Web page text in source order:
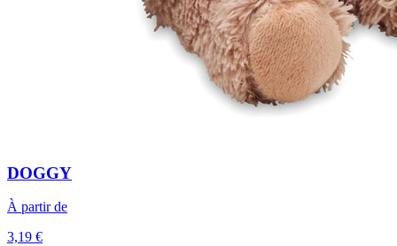
DOGGY
À partir de
3,19 €